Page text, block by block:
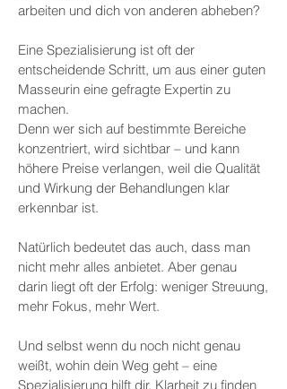
arbeiten und dich von anderen abheben?
Eine Spezialisierung ist oft der
entscheidende Schritt, um aus einer guten
Masseurin eine gefragte Expertin zu
machen.
Denn wer sich auf bestimmte Bereiche
konzentriert, wird sichtbar – und kann
höhere Preise verlangen, weil die Qualität
und Wirkung der Behandlungen klar
erkennbar ist.
Natürlich bedeutet das auch, dass man
nicht mehr alles anbietet. Aber genau
darin liegt oft der Erfolg: weniger Streuung,
mehr Fokus, mehr Wert.
Und selbst wenn du noch nicht genau
weißt, wohin dein Weg geht – eine
Spezialisierung hilft dir, Klarheit zu finden